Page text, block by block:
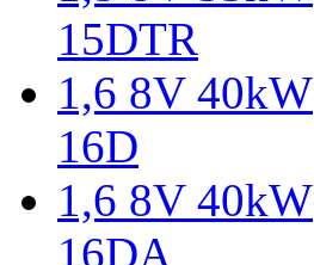
15DTR
1,6 8V 40kW
16D
1,6 8V 40kW
16DA